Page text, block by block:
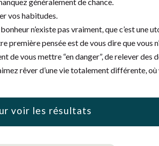
généralement de chance.
vos habitudes.
n’existe pas vraiment, que c’est une
première pensée est de vous dire que vous
de vous mettre “en danger”, de relever
rêver d’une vie totalement différente,
voir les résultats